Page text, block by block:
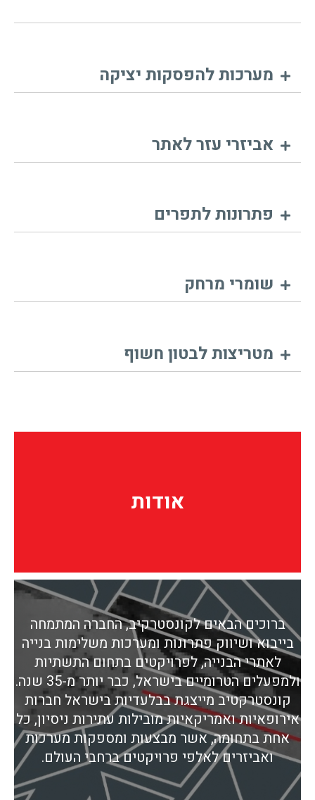
מערכות להפסקות יציקה
אביזרי עזר לאתר
פתרונות לתפרים
שומרי מרחק
מטריצות לבטון חשוף
אודות
אודות
ברוכים הבאים לקונסטרקיב, החברה המתמחה
בייבוא ושיווק פתרונות ומערכות משלימות בנייה
לאתרי הבנייה, לפרויקטים בתחום התשתיות
ולמפעלים הטרומיים בישראל, כבר יותר מ-35 שנה.
קונסטרקטיב מייצגת בבלעדיות בישראל חברות
אירופאיות ואמריקאיות מובילות עתירות ניסיון, כל
אחת בתחומה, אשר מבצעות ומספקות מערכות
ואביזרים לאלפי פרויקטים ברחבי העולם.